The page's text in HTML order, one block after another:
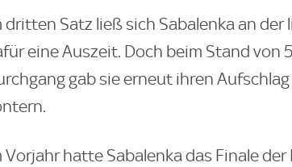
dritten Satz ließ sich Sabalenka an
eine Auszeit. Doch beim Stand von
gab sie erneut ihren
Vorjahr hatte Sabalenka das Finale